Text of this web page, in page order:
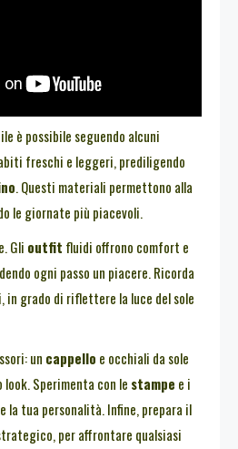
è possibile seguendo alcuni
freschi e leggeri, prediligendo
. Questi materiali permettono alla
le giornate più piacevoli.
Gli outfit fluidi offrono comfort e
ogni passo un piacere. Ricorda
in grado di riflettere la luce del sole
un cappello e occhiali da sole
Sperimenta con le stampe e i
la tua personalità. Infine, prepara il
per affrontare qualsiasi